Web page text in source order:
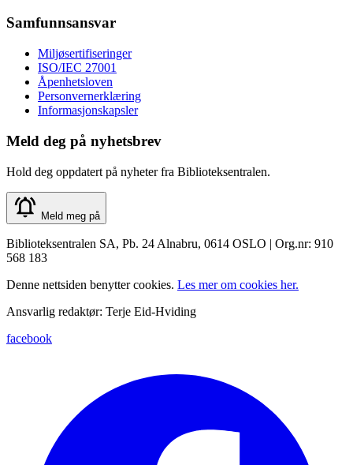
Samfunnsansvar
Miljøsertifiseringer
ISO/IEC 27001
Åpenhetsloven
Personvernerklæring
Informasjonskapsler
Meld deg på nyhetsbrev
Hold deg oppdatert på nyheter fra Biblioteksentralen.
Meld meg på
Biblioteksentralen SA, Pb. 24 Alnabru, 0614 OSLO | Org.nr: 910
568 183
Denne nettsiden benytter cookies. Les mer om cookies her.
Ansvarlig redaktør: Terje Eid-Hviding
facebook